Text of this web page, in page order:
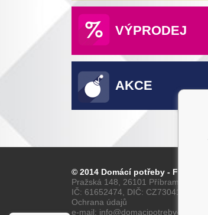
VÝPRODEJ
AKCE
© 2014 Domácí potřeby - Franta
Pražská 148, 26101 Příbram
IČ: 61652474, DIČ: CZ7304160028
Ochrana údajů
e-mail: info@domacipotreby-franta.cz